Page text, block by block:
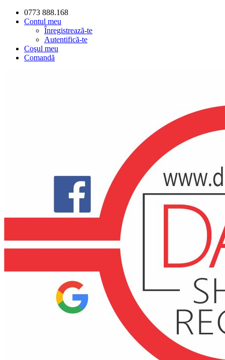
0773 888.168
Contul meu
Înregistrează-te
Autentifică-te
Coşul meu
Comandă